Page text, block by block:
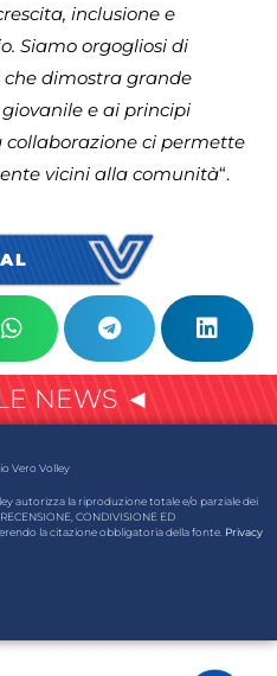
inclusione e
Siamo orgogliosi di
che dimostra grande
e ai principi
collaborazione ci permette
vicini alla comunità“.
NEWS ◄
Vero Volley
autorizza la riproduzione totale e/o parziale dei
CONDIVISIONE ED
la citazione obbligatoria della fonte. Privacy